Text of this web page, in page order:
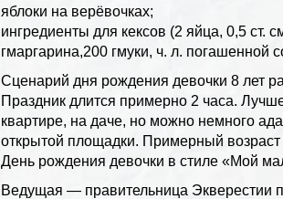
яблоки на верёвочках;
ингредиенты для кексов (2 яйца, 0,5 ст.
гмаргарина,200 гмуки, ч. л. погашенной
Сценарий дня рождения девочки 8 лет
Праздник длится примерно 2 часа.
квартире, на даче, но можно немного
открытой площадки. Примерный возраст
День рождения девочки в стиле «Мой
Ведущая — правительница Экверестии